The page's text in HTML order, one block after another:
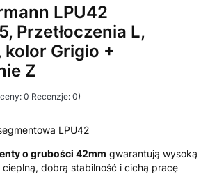
LPU42
Przetłoczenia L,
kolor Grigio +
Z
0 Recenzje: 0)
LPU42
o grubości 42mm gwarantują wysoką
cieplną, dobrą stabilność i cichą pracę